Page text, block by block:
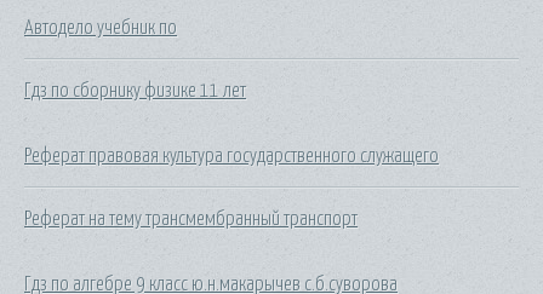
Автодело учебник по
Гдз по сборнику физике 11 лет
Реферат правовая культура государственного служащего
Реферат на тему трансмембранный транспорт
Гдз по алгебре 9 класс ю.н.макарычев с.б.суворова